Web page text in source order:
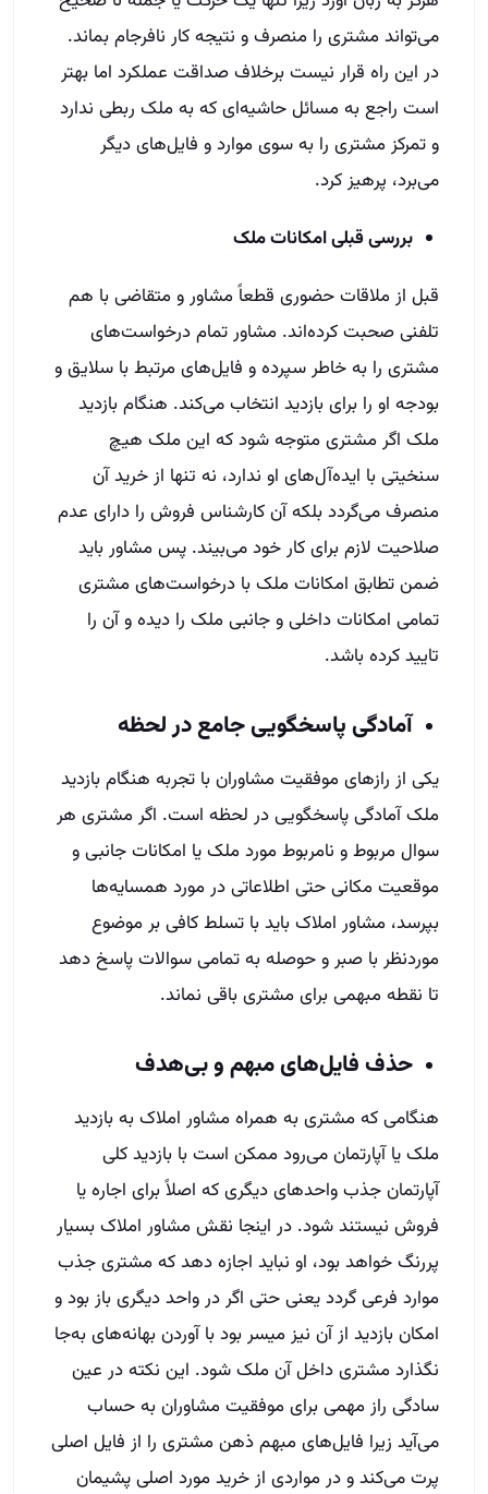
می‌تواند مشتری را منصرف و نتیجه کار نافرجام بماند.
در این راه قرار نیست برخلاف صداقت عملکرد اما بهتر
است راجع به مسائل حاشیه‌ای که به ملک ربطی ندارد
و تمرکز مشتری را به سوی موارد و فایل‌های دیگر
می‌برد، پرهیز کرد.
بررسی قبلی امکانات ملک
قبل از ملاقات حضوری قطعاً مشاور و متقاضی با هم
تلفنی صحبت کرده‌اند. مشاور تمام درخواست‌های
مشتری را به خاطر سپرده و فایل‌های مرتبط با سلایق و
بودجه او را برای بازدید انتخاب می‌کند. هنگام بازدید
ملک اگر مشتری متوجه شود که این ملک هیچ
سنخیتی با ایده‌آل‌های او ندارد، نه تنها از خرید آن
منصرف می‌گردد بلکه آن کارشناس فروش را دارای عدم
صلاحیت لازم برای کار خود می‌بیند. پس مشاور باید
ضمن تطابق امکانات ملک با درخواست‌های مشتری
تمامی امکانات داخلی و جانبی ملک را دیده و آن را
تایید کرده باشد.
آمادگی پاسخگویی جامع در لحظه
یکی از رازهای موفقیت مشاوران با تجربه هنگام بازدید
ملک آمادگی پاسخگویی در لحظه است. اگر مشتری هر
سوال مربوط و نامربوط مورد ملک یا امکانات جانبی و
موقعیت مکانی حتی اطلاعاتی در مورد همسایه‌ها
بپرسد، مشاور املاک باید با تسلط کافی بر موضوع
مورد‌نظر با صبر و حوصله به تمامی سوالات پاسخ دهد
تا نقطه مبهمی برای مشتری باقی نماند.
حذف فایل‌های مبهم و بی‌هدف
هنگامی که مشتری به همراه مشاور املاک به بازدید
ملک یا آپارتمان می‌رود ممکن است با بازدید کلی
آپارتمان جذب واحدهای دیگری که اصلاً برای اجاره یا
فروش نیستند شود. در اینجا نقش مشاور املاک بسیار
پررنگ خواهد بود، او نباید اجازه دهد که مشتری جذب
موارد فرعی گردد یعنی حتی اگر در واحد دیگری باز بود و
امکان بازدید از آن نیز میسر بود با آوردن بهانه‌های به‌جا
نگذارد مشتری داخل آن ملک شود. این نکته در عین
سادگی راز مهمی برای موفقیت مشاوران به حساب
می‌آید زیرا فایل‌های مبهم ذهن مشتری را از فایل اصلی
پرت می‌کند و در مواردی از خرید مورد اصلی پشیمان